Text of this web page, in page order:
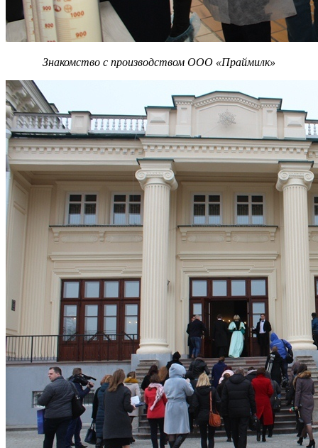
Знакомство с производством ООО «Праймилк»